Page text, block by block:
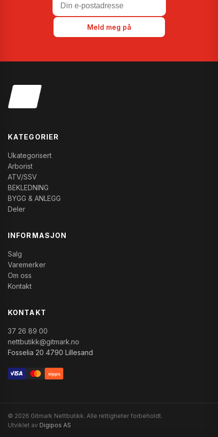
Meld meg på
KATEGORIER
Ukategorisert
Arborist
ATV/SSV
BEKLEDNING
BYGG & ANLEGG
Deler
INFORMASJON
Salg
Varemerker
Om oss
Kontakt
KONTAKT
37 26 89 00
nettbutikk@gitmark.no
Fosselia 20 4790 Lillesand
vipps
© 2026 Gitmark Nettbutikk. Alle rettigheter forbeholdt.
Utviklet av Digipos AS